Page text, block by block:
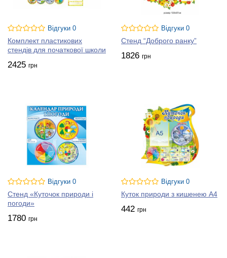
Відгуки 0
Комплект пластикових
стендів для початкової школи
2425 грн
Відгуки 0
Стенд “Доброго ранку”
1826 грн
Відгуки 0
Стенд «Куточок природи і
погоди»
1780 грн
Відгуки 0
Куток природи з кишенею А4
442 грн